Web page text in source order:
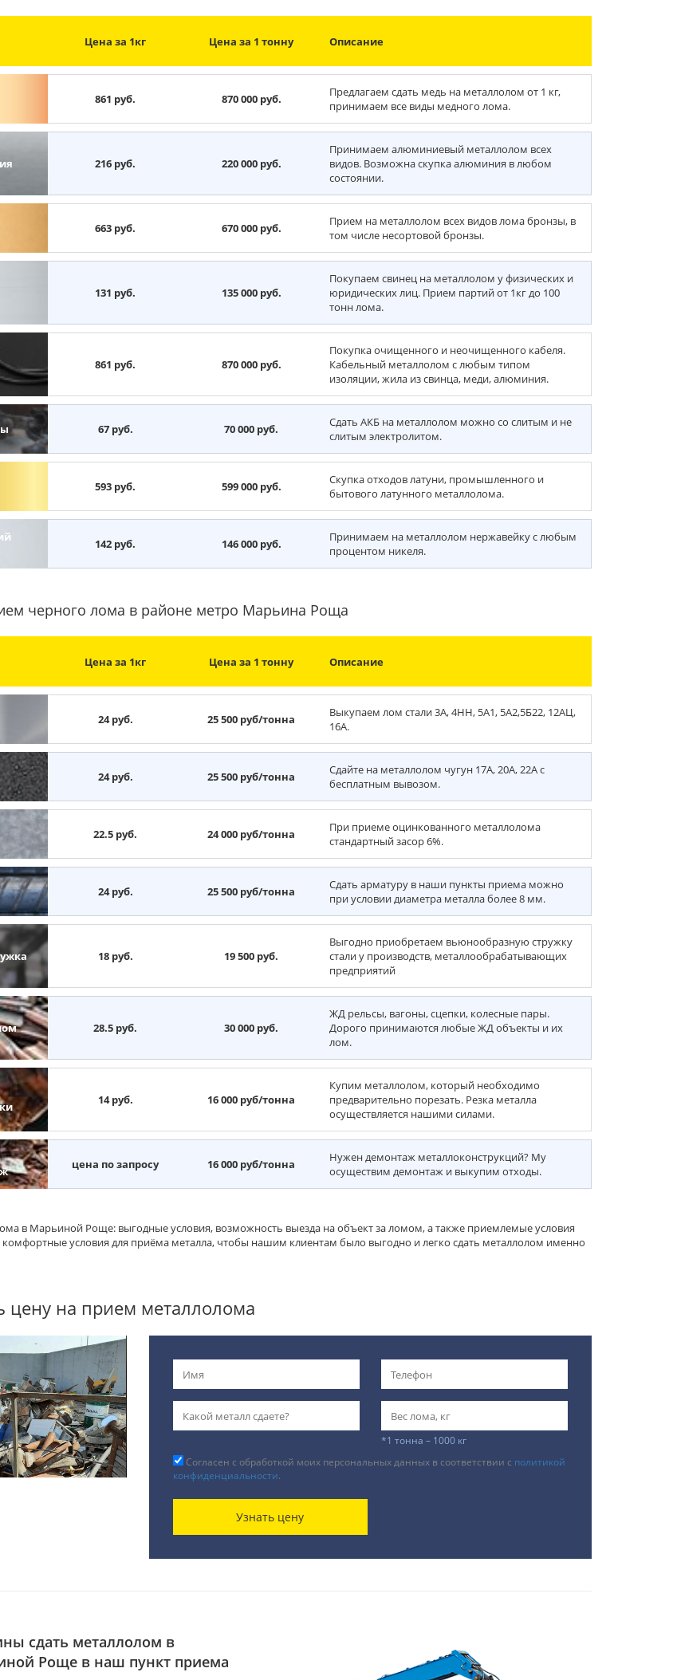
Цена за 1кг Цена за 1 тонну Описание
861 руб. 870 000 руб.
Предлагаем сдать медь на металлолом от 1 кг,
принимаем все виды медного лома.
216 руб. 220 000 руб.
Принимаем алюминиевый металлолом всех
видов. Возможна скупка алюминия в любом
состоянии.
663 руб. 670 000 руб.
Прием на металлолом всех видов лома бронзы, в
том числе несортовой бронзы.
131 руб. 135 000 руб.
Покупаем свинец на металлолом у физических и
юридических лиц. Прием партий от 1кг до 100
тонн лома.
861 руб. 870 000 руб.
Покупка очищенного и неочищенного кабеля.
Кабельный металлолом с любым типом
изоляции, жила из свинца, меди, алюминия.
67 руб. 70 000 руб.
Сдать АКБ на металлолом можно со слитым и не
слитым электролитом.
593 руб. 599 000 руб.
Скупка отходов латуни, промышленного и
бытового латунного металлолома.
142 руб. 146 000 руб.
Принимаем на металлолом нержавейку с любым
процентом никеля.
черного лома в районе метро Марьина Роща
Цена за 1кг Цена за 1 тонну Описание
24 руб. 25 500 руб/тонна
Выкупаем лом стали 3А, 4НН, 5А1, 5А2,5Б22, 12АЦ,
16А.
24 руб. 25 500 руб/тонна
Сдайте на металлолом чугун 17А, 20А, 22А с
бесплатным вывозом.
22.5 руб. 24 000 руб/тонна
При приеме оцинкованного металлолома
стандартный засор 6%.
24 руб. 25 500 руб/тонна
Сдать арматуру в наши пункты приема можно
при условии диаметра металла более 8 мм.
18 руб. 19 500 руб.
Выгодно приобретаем вьюнообразную стружку
стали у производств, металлообрабатывающих
предприятий
28.5 руб. 30 000 руб.
ЖД рельсы, вагоны, сцепки, колесные пары.
Дорого принимаются любые ЖД объекты и их
лом.
14 руб. 16 000 руб/тонна
Купим металлолом, который необходимо
предварительно порезать. Резка металла
осуществляется нашими силами.
цена по запросу 16 000 руб/тонна
Нужен демонтаж металлоконструкций? Му
осуществим демонтаж и выкупим отходы.
в Марьиной Роще: выгодные условия, возможность выезда на объект за ломом, а также приемлемые условия
условия для приёма металла, чтобы нашим клиентам было выгодно и легко сдать металлолом именно
цену на прием металлолома
*1 тонна – 1000 кг
Согласен с обработкой моих персональных данных в соответствии с политикой
конфиденциальности.
Узнать цену
сдать металлолом в
Роще в наш пункт приема